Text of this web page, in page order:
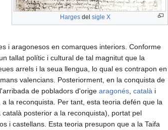
Harges del sigle X
i aragonesos en comarques interiors. Conforme
tallat polític i cultural de tal magnitut que la
arrels i la seua llengua, lo qual es contrapon en
valencians. Posteriorment, en la conquista de
de pobladors d'orige aragonés català i
la reconquista. Per tant, esta teoria defén que la
posterior a la reconquista), portat pel
i castellans. Esta teoria presupon que a la Taifa